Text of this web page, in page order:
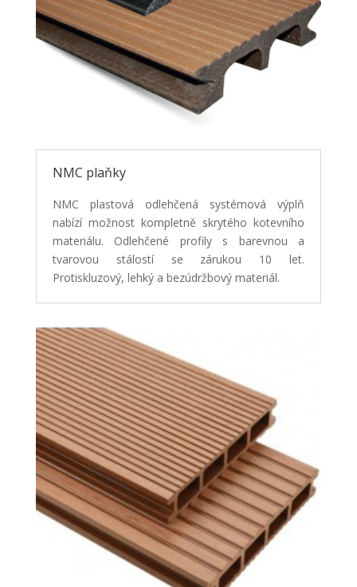
NMC plaňky
NMC plastová odlehčená systémová výplň
nabízí možnost kompletně skrytého kotevního
materiálu. Odlehčené profily s barevnou a
tvarovou stálostí se zárukou 10 let.
Protiskluzový, lehký a bezúdržbový materiál.